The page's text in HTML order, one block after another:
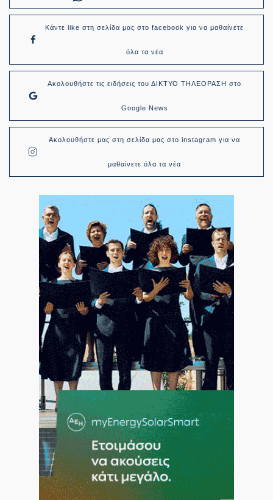
Κάντε like στη σελίδα μας στο facebook για να μαθαίνετε
όλα τα νέα
Ακολουθήστε τις ειδήσεις του ΔΙΚΤΥΟ ΤΗΛΕΟΡΑΣΗ στο
Google News
Ακολουθήστε μας στη σελίδα μας στο instagram για να
μαθαίνετε όλα τα νέα